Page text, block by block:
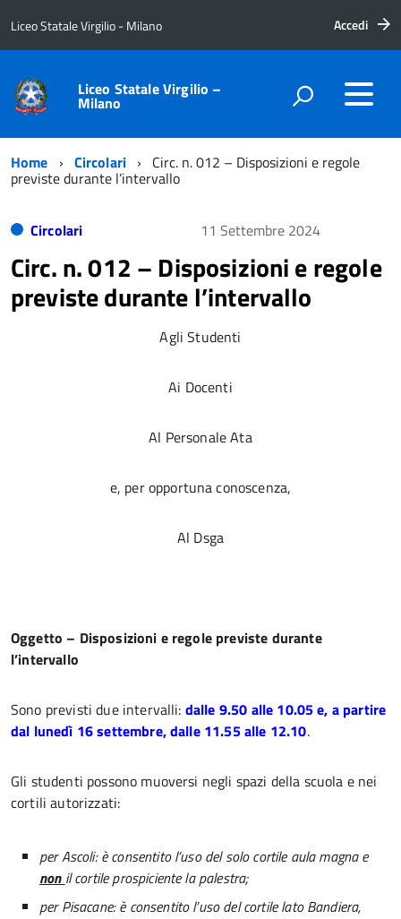
Liceo Statale Virgilio - Milano Accedi
Liceo Statale Virgilio –
Milano
Home Circolari Circ. n. 012 – Disposizioni e regole
previste durante l’intervallo
Circolari 11 Settembre 2024
Circ. n. 012 – Disposizioni e regole
previste durante l’intervallo
Agli Studenti
Ai Docenti
Al Personale Ata
e, per opportuna conoscenza,
Al Dsga
Oggetto – Disposizioni e regole previste durante
l’intervallo
Sono previsti due intervalli: dalle 9.50 alle 10.05 e, a partire
dal lunedì 16 settembre, dalle 11.55 alle 12.10.
Gli studenti possono muoversi negli spazi della scuola e nei
cortili autorizzati:
per Ascoli: è consentito l’uso del solo cortile aula magna e
non il cortile prospiciente la palestra;
per Pisacane: è consentito l’uso del cortile lato Bandiera,